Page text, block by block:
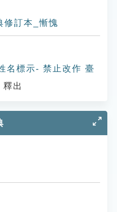
修訂本_慚愧
名標示- 禁止改作 臺
釋出